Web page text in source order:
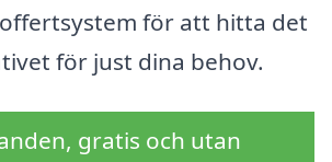
för att hitta det
för just dina behov.
gratis och utan